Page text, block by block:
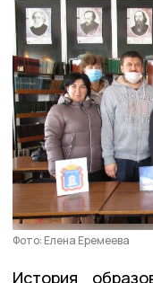
Фото: Елена Еремеева
История